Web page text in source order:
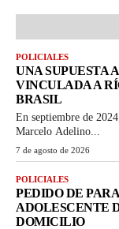
POLICIALES
UNA SUPUESTA
VINCULADA A
BRASIL
En septiembre de
Marcelo Adelino...
7 de agosto de 2026
POLICIALES
PEDIDO DE
ADOLESCENTE
DOMICILIO